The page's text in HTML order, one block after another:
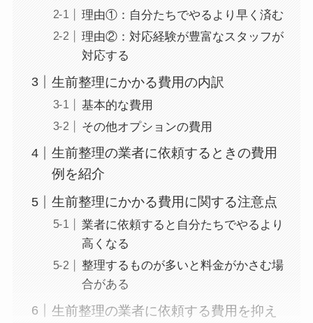
理由①：自分たちでやるより早く済む
理由②：対応経験が豊富なスタッフが
対応する
生前整理にかかる費用の内訳
基本的な費用
その他オプションの費用
生前整理の業者に依頼するときの費用
例を紹介
生前整理にかかる費用に関する注意点
業者に依頼すると自分たちでやるより
高くなる
整理するものが多いと料金がかさむ場
合がある
生前整理の業者に依頼する費用を抑え